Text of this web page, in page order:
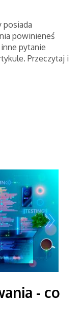
posiada
powinieneś
pytanie
Przeczytaj i
- co